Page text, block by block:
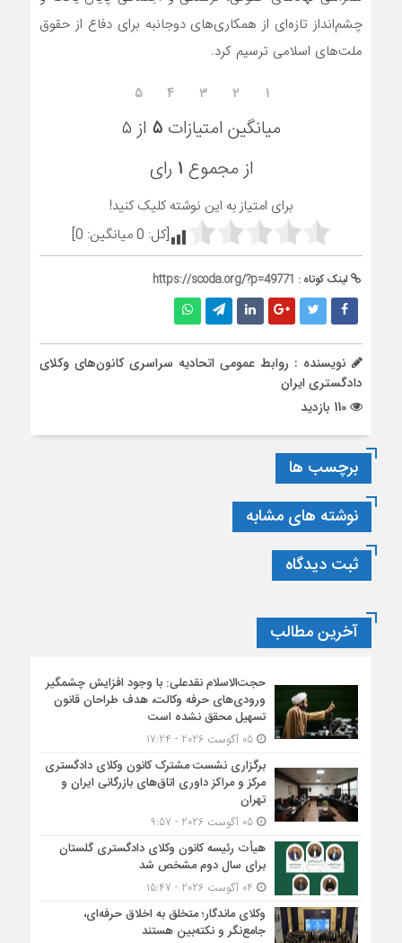
چشم‌انداز تازه‌ای از همکاری‌های دوجانبه برای دفاع از حقوق
ملت‌های اسلامی ترسیم کرد.
۱ ۲ ۳ ۴ ۵
میانگین امتیازات ۵ از ۵
از مجموع ۱ رای
برای امتیاز به این نوشته کلیک کنید!
[کل: 0میانگین: 0
]
لینک کوتاه : https://scoda.org/?p=49771
نویسنده : روابط عمومی اتحادیه سراسری کانون‌های وکلای
دادگستری ایران
برچسب ها
نوشته های مشابه
ثبت دیدگاه
آخرین مطالب
حجت‌الاسلام نقدعلی: با وجود افزایش چشمگیر
ورودی‌های حرفه وکالت، هدف طراحان قانون
تسهیل محقق نشده است
05 آگوست 2026 - 17:24
برگزاری نشست مشترک کانون وکلای دادگستری
مرکز و مراکز داوری اتاق‌های بازرگانی ایران و
تهران
05 آگوست 2026 - 9:57
هیأت ‌رئیسه کانون وکلای دادگستری گلستان
برای سال دوم مشخص شد
وکلای ماندگار؛ متخلق به اخلاق حرفه‌ای،
جامع‌نگر و نکته‌بین هستند